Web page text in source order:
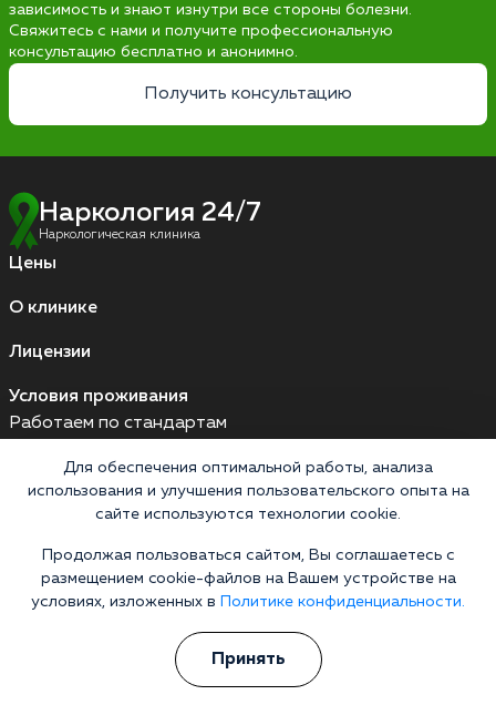
зависимость и знают изнутри все стороны болезни.
Свяжитесь с нами и получите профессиональную
консультацию бесплатно и анонимно.
Получить консультацию
Наркология 24/7
Наркологическая клиника
Цены
О клинике
Лицензии
Условия проживания
Выездные бригады работают круглосуточно
Работаем по стандартам
Версия для слабовидящих
Карты МИР Наличные
Для обеспечения оптимальной работы, анализа
использования и улучшения пользовательского опыта на
сайте используются технологии cookie.
Продолжая пользоваться сайтом, Вы соглашаетесь с
размещением cookie-файлов на Вашем устройстве на
условиях, изложенных в
Политике конфиденциальности.
Принять